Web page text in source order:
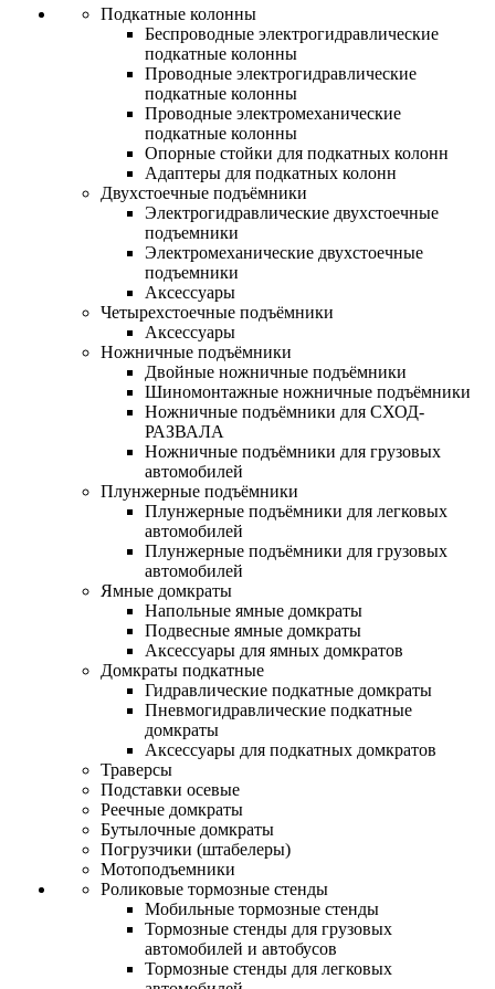
Подкатные колонны
Беспроводные электрогидравлические
подкатные колонны
Проводные электрогидравлические
подкатные колонны
Проводные электромеханические
подкатные колонны
Опорные стойки для подкатных колонн
Адаптеры для подкатных колонн
Двухстоечные подъёмники
Электрогидравлические двухстоечные
подъемники
Электромеханические двухстоечные
подъемники
Аксессуары
Четырехстоечные подъёмники
Аксессуары
Ножничные подъёмники
Двойные ножничные подъёмники
Шиномонтажные ножничные подъёмники
Ножничные подъёмники для СХОД-
РАЗВАЛА
Ножничные подъёмники для грузовых
автомобилей
Плунжерные подъёмники
Плунжерные подъёмники для легковых
автомобилей
Плунжерные подъёмники для грузовых
автомобилей
Ямные домкраты
Напольные ямные домкраты
Подвесные ямные домкраты
Аксессуары для ямных домкратов
Домкраты подкатные
Гидравлические подкатные домкраты
Пневмогидравлические подкатные
домкраты
Аксессуары для подкатных домкратов
Траверсы
Подставки осевые
Реечные домкраты
Бутылочные домкраты
Погрузчики (штабелеры)
Мотоподъемники
Роликовые тормозные стенды
Мобильные тормозные стенды
Тормозные стенды для грузовых
автомобилей и автобусов
Тормозные стенды для легковых